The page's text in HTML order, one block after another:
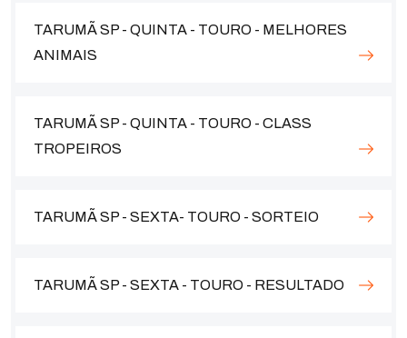
TARUMÃ SP - QUINTA - TOURO - MELHORES
ANIMAIS
TARUMÃ SP - QUINTA - TOURO - CLASS
TROPEIROS
TARUMÃ SP - SEXTA- TOURO - SORTEIO
TARUMÃ SP - SEXTA - TOURO - RESULTADO